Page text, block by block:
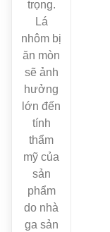
trọng.
Lá
nhôm bị
ăn mòn
sẽ ảnh
hưởng
lớn đến
tính
thẩm
mỹ của
sản
phẩm
do nhà
ga sản